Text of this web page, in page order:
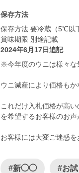
保存方法
保存方法 要冷蔵（5℃以
賞味期限 別途記載
2024年6月17日追記
※今年度のウニは様々な
ウニ減産により価格もか
これだけ入札価格が高
を希望するお客様のお
お客様には大変ご迷惑
#新◯◯ #お